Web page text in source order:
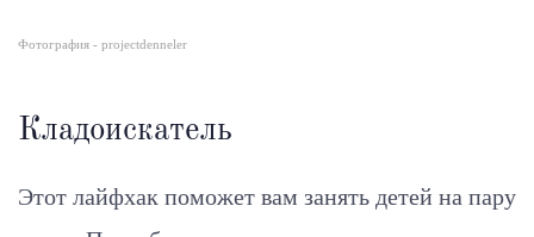
Фотография - projectdenneler
Кладоискатель
Этот лайфхак поможет вам занять детей на пару